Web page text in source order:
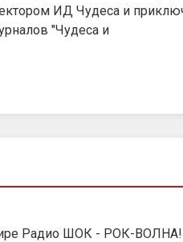
ИД Чудеса и
"Чудеса и
Радио ШОК - РОК-